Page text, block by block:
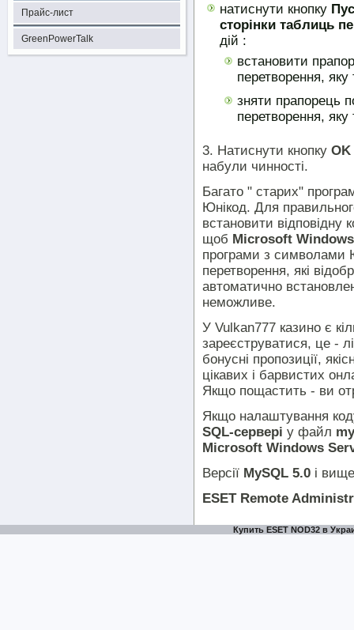
Прайс-лист
GreenPowerTalk
натиснути кнопку
сторінки таблиць
дій :
встановити
перетворення,
зняти прапорець
перетворення,
3. Натиснути кнопку OK
набули чинності.
Багато " старих"
Юнікод. Для
встановити відповідну
щоб Microsoft Windows
програми з символами
перетворення, які
автоматично
неможливе.
У Vulkan777 казино є
зареєструватися, це -
бонусні пропозиції,
цікавих і барвистих
Якщо пощастить - ви
Якщо налаштування
SQL-сервері у файл
Microsoft Windows
Версії MySQL 5.0 і вище
ESET Remote
Купить ESET NOD32 в